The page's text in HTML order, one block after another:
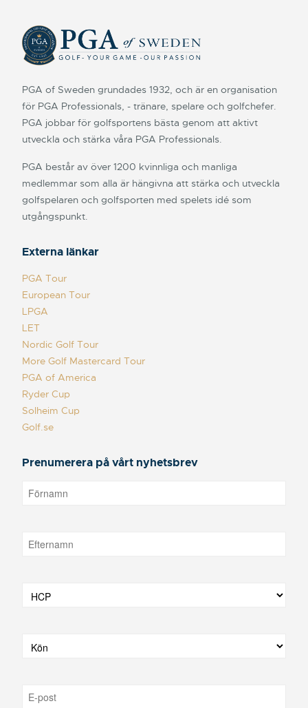
PGA of Sweden grundades 1932, och är en organisation
för PGA Professionals, - tränare, spelare och golfchefer.
PGA jobbar för golfsportens bästa genom att aktivt
utveckla och stärka våra PGA Professionals.
PGA består av över 1200 kvinnliga och manliga
medlemmar som alla är hängivna att stärka och utveckla
golfspelaren och golfsporten med spelets idé som
utgångspunkt.
Externa länkar
PGA Tour
European Tour
LPGA
LET
Nordic Golf Tour
More Golf Mastercard Tour
PGA of America
Ryder Cup
Solheim Cup
Golf.se
Prenumerera på vårt nyhetsbrev